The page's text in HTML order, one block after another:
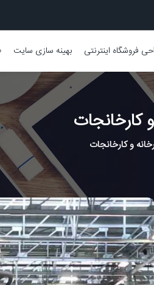
فروشگاه اینترنتی بهینه سازی سایت
کارخانجات
و کارخانجات